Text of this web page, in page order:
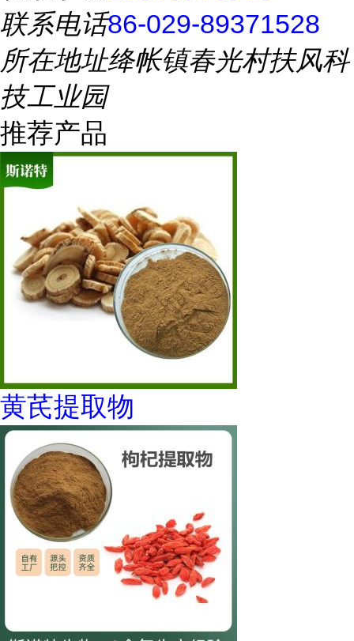
联系电话86-029-89371528
所在地址绛帐镇春光村扶风科
技工业园
推荐产品
黄芪提取物